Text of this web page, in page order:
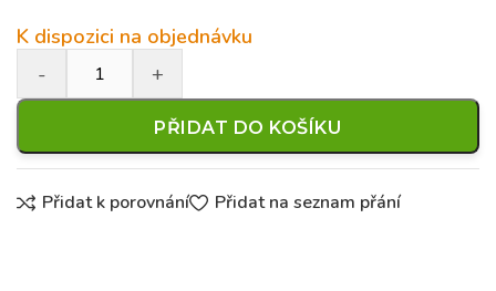
K dispozici na objednávku
PŘIDAT DO KOŠÍKU
Přidat k porovnání Přidat na seznam přání